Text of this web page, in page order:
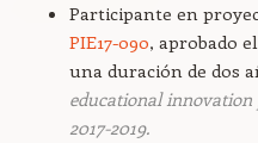
Participante en
PIE17-090, aprobado
una duración de dos
educational innovation
2017-2019.